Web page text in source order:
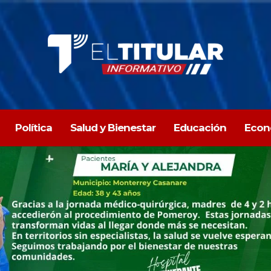
Política Salud y Bienestar Educación